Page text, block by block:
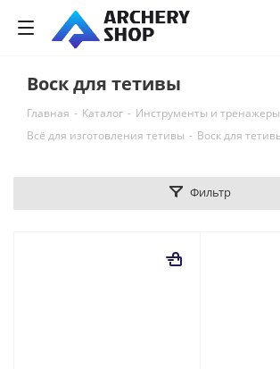
Воск для тетивы
Главная - Каталог - Инструменты и тренажеры
Всё для изготовления тетивы - Воск для
Фильтр